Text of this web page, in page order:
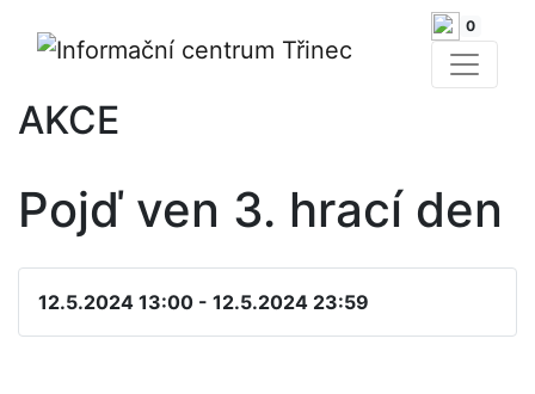
0
AKCE
Pojď ven 3. hrací den
12.5.2024 13:00 - 12.5.2024 23:59